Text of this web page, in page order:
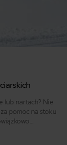
lub nartach? Nie
pomoc na stoku